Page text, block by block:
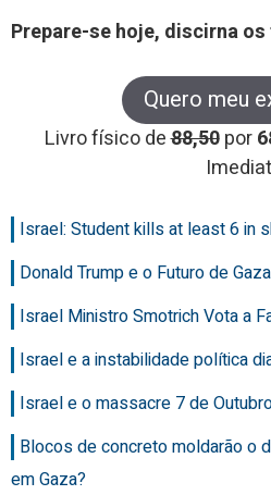
Prepare-se hoje, discirna
Quero meu
Livro físico de88,50 por
Israel: Student kills at least 6 in
Donald Trump e o Futuro de
Israel Ministro Smotrich Vota a
Israel e a instabilidade política
Israel e o massacre 7 de
Blocos de concreto moldarão o
em Gaza?